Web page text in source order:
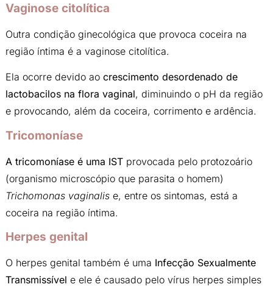
Vaginose citolítica
Outra condição ginecológica que provoca coceira na
região íntima é a vaginose citolítica.
Ela ocorre devido ao crescimento desordenado de
lactobacilos na flora vaginal, diminuindo o pH da região
e provocando, além da coceira, corrimento e ardência.
Tricomoníase
A tricomoníase é uma ISTprovocada pelo protozoário
(organismo microscópio que parasita o homem)
Trichomonas vaginalis e, entre os sintomas, está a
coceira na região íntima.
Herpes genital
O herpes genital também é uma Infecção Sexualmente
Transmissível e ele é causado pelo vírus herpes simples